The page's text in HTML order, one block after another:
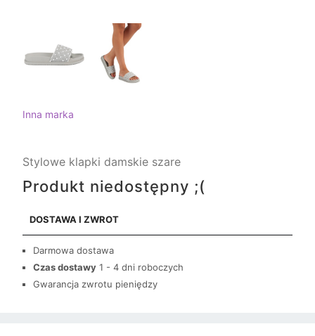
Inna marka
Stylowe klapki damskie szare
Produkt niedostępny ;(
DOSTAWA I ZWROT
Darmowa dostawa
Czas dostawy 1 - 4 dni roboczych
Gwarancja zwrotu pieniędzy